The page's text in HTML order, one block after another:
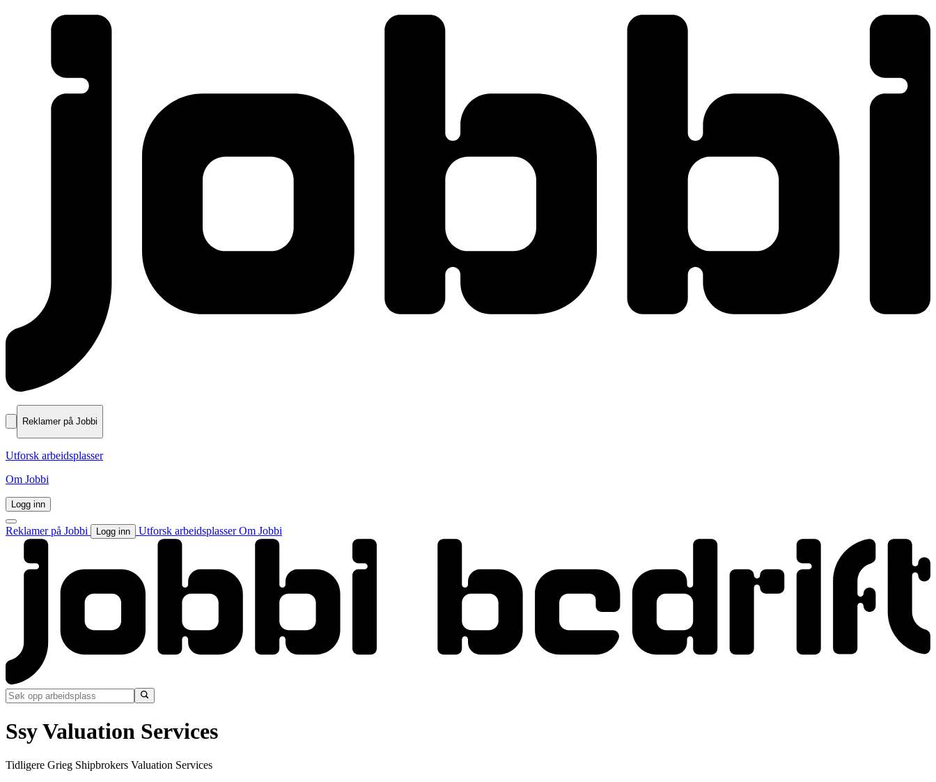
Reklamer på Jobbi
Utforsk arbeidsplasser
Om Jobbi
Logg inn
Reklamer på Jobbi Logg inn Utforsk arbeidsplasserOm Jobbi
Ssy Valuation Services
Tidligere Grieg Shipbrokers Valuation Services